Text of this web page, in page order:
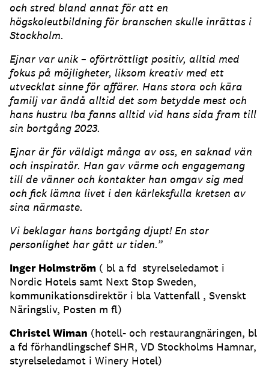
och stred bland annat för att en
högskoleutbildning för branschen skulle inrättas i
Stockholm.
Ejnar var unik – oförtröttligt positiv, alltid med
fokus på möjligheter, liksom kreativ med ett
utvecklat sinne för affärer. Hans stora och kära
familj var ändå alltid det som betydde mest och
hans hustru Iba fanns alltid vid hans sida fram till
sin bortgång 2023.
Ejnar är för väldigt många av oss, en saknad vän
och inspiratör. Han gav värme och engagemang
till de vänner och kontakter han omgav sig med
och fick lämna livet i den kärleksfulla kretsen av
sina närmaste.
Vi beklagar hans bortgång djupt! En stor
personlighet har gått ur tiden.”
Inger Holmström ( bl a fd styrelseledamot i
Nordic Hotels samt Next Stop Sweden,
kommunikationsdirektör i bla Vattenfall , Svenskt
Näringsliv, Posten m fl)
Christel Wiman (hotell- och restaurangnäringen, bl
a fd förhandlingschef SHR, VD Stockholms Hamnar,
styrelseledamot i Winery Hotel)